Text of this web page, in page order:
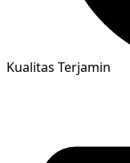
Kualitas Terjamin